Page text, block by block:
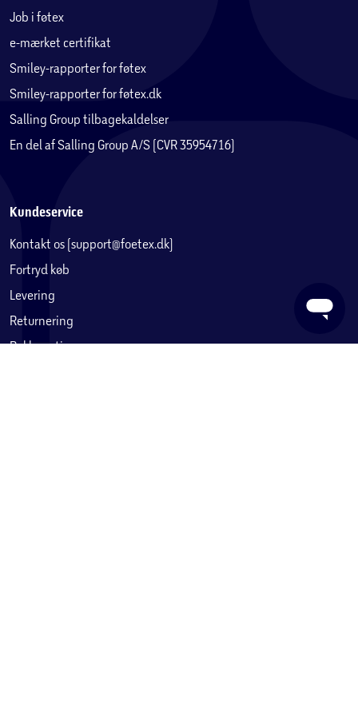
baggrund, 3 postkort, en dobbeltsidet plakat samt et
vendbart cover.
Job i føtex
e-mærket certifikat
Smiley-rapporter for føtex
Smiley-rapporter for føtex.dk
Salling Group tilbagekaldelser
En del af Salling Group A/S (CVR 35954716)
Kundeservice
Kontakt os (support@foetex.dk)
Fortryd køb
Levering
Returnering
Reklamation